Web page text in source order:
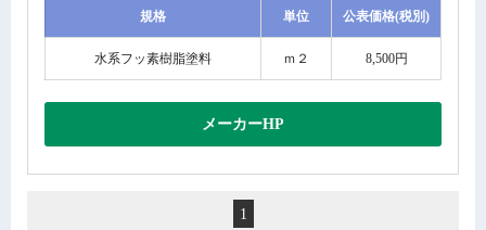
規格 単位 公表価格(税別)
水系フッ素樹脂塗料 ｍ２ 8,500円
メーカーHP
1